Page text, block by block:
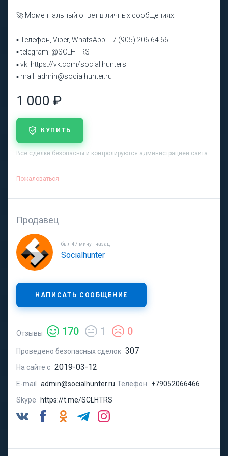
🚀 Моментальный ответ в личных сообщениях:
▪ Телефон, Viber, WhatsApp: +7 (905) 206 64 66
▪ telegram: @SCLHTRS
▪ vk: https://vk.com/social.hunters
▪ mail: admin@socialhunter.ru
1 000 ₽
КУПИТЬ
Все сделки безопасны и контролируются администрацией сайта
Пожаловаться
Продавец
был 47 минут назад
Socialhunter
НАПИСАТЬ СООБЩЕНИЕ
Отзывы 170 1 0
Проведено безопасных сделок 307
На сайте с 2019-03-12
E-mail admin@socialhunter.ru Телефон
+79052066466
Skype
https://t.me/SCLHTRS